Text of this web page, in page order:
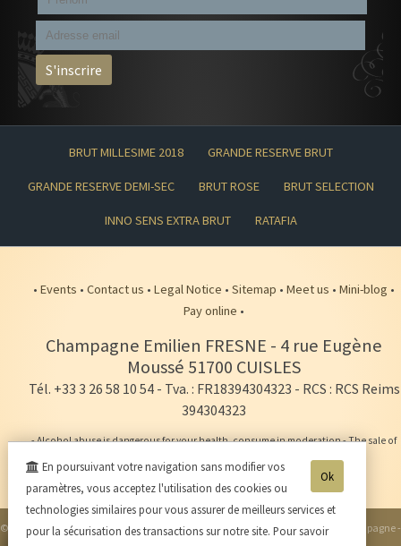
BRUT MILLESIME 2018 GRANDE RESERVE BRUT
GRANDE RESERVE DEMI-SEC BRUT ROSE BRUT SELECTION
INNO SENS EXTRA BRUT RATAFIA
• Events • Contact us • Legal Notice • Sitemap • Meet us • Mini-blog •
Pay online •
Champagne Emilien FRESNE - 4 rue Eugène
Moussé 51700 CUISLES
Tél. +33 3 26 58 10 54 - Tva. : FR18394304323 - RCS : RCS Reims
394304323
- Alcohol abuse is dangerous for your health, consume in moderation - The sale of
alcohol is forbidden to minors under the age of 18. -
© 2003-2026 Champagne Emilien FRESNE -Réalisation enovanet- Moteur eChampagne-
Ok
En poursuivant votre navigation sans modifier vos
paramètres, vous acceptez l'utilisation des cookies ou
technologies similaires pour vous assurer de meilleurs services et
pour la sécurisation des transactions sur notre site. Pour savoir